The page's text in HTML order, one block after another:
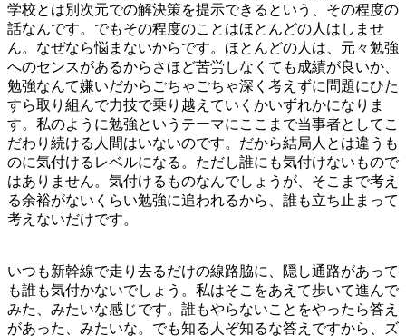
学校とは別次元での解決策を提示できるという、その程度の
話なんです。でもその程度のことはほとんどの人はしませ
ん。なぜなら悩まないからです。ほとんどの人は、元々勉強
へのセンスがあるからさほど苦労しなくても成績が良いか、
勉強なんて嫌いだからごちゃごちゃ深く考えずに問題にひた
すら取り組んで力技で乗り越えていくかいずれかになりま
す。私のように勉強というテーマにここまで当事者としてこ
だわり続ける人間はいないのです。だから結局人とは違うも
のに気付けるレベルになる。ただし誰にも気付けないもので
はありません。気付けるものなんでしょうが、そこまで考え
る余裕がないくらい勉強に追われるから、誰も立ち止まって
考えないだけです。
いつも新幹線で走り去るだけの線路脇に、隠し通路があって
も誰も気付かないでしょう。私はそこをあえて歩いて進んで
みた、みたいな感じです。誰もやらないことをやったら答え
があった、みたいな。でも知る人ぞ知るな答えですから、ズ